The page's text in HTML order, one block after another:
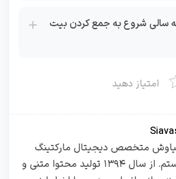
سالی شروع به جمع کردن بیت
امتیاز دهید
متخصص دیجیتال مارکتینگ
هستم. از سال ۱۳۹۴ تولید محتوا متنی و